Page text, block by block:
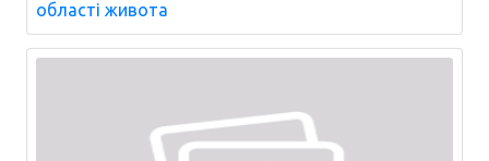
області живота